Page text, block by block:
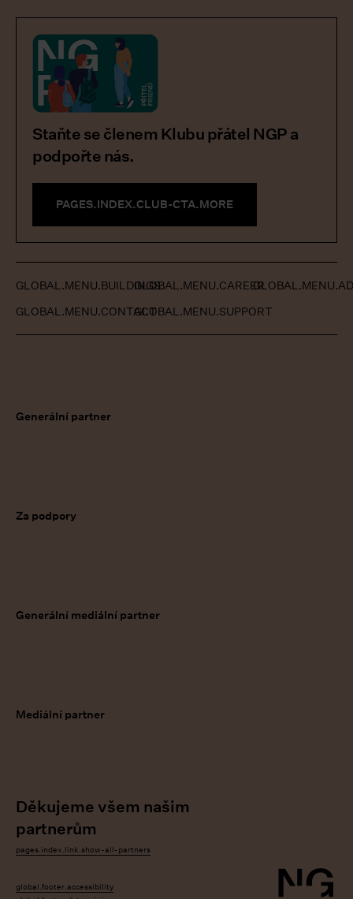
Staňte se členem Klubu přátel NGP a
podpořte nás.
PAGES.INDEX.CLUB-CTA.MORE
GLOBAL.MENU.BUILDINGSGLOBAL.MENU.CAREER
GLOBAL.MENU.CONTACTGLOBAL.MENU.SUPPORT
Generální partner
Za podpory
Generální mediální partner
Mediální partner
Děkujeme všem našim
partnerům
pages.index.link.show-all-partners
global.footer.accessibility